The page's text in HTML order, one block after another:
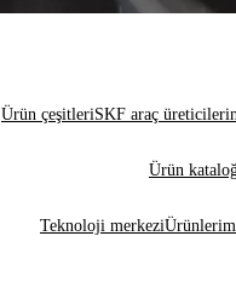
Ürün çeşitleriSKF araç
Ürün
Teknoloji merkezi